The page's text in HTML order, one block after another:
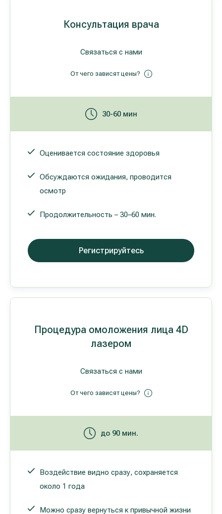
Консультация врача
Связаться с нами
От чего зависят цены?
30-60 мин
Оценивается состояние здоровья
Обсуждаются ожидания, проводится
осмотр
Продолжительность – 30–60 мин.
Регистрируйтесь
Процедура омоложения лица 4D
лазером
Связаться с нами
От чего зависят цены?
до 90 мин.
Воздействие видно сразу, сохраняется
около 1 года
Можно сразу вернуться к привычной жизни